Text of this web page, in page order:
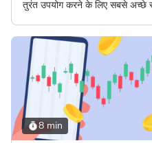
तुरंत उपयोग करने के लिए सबसे
8 min